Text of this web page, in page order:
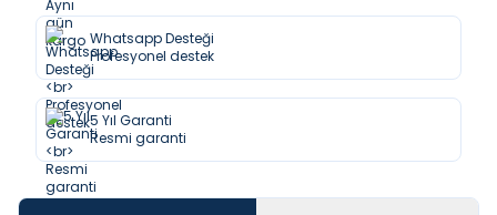
Whatsapp Desteği
Profesyonel destek
5 Yıl Garanti
Resmi garanti